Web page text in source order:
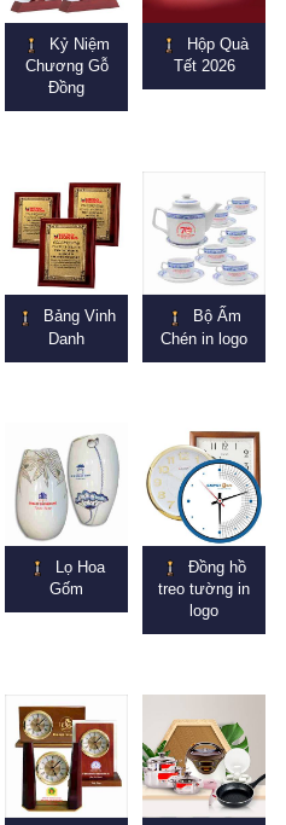
Kỷ Niệm
Chương Gỗ
Đồng
Hộp Quà
Tết 2026
Bảng Vinh
Danh
Bộ Ấm
Chén in logo
Lọ Hoa
Gốm
Đồng hồ
treo tường in
logo